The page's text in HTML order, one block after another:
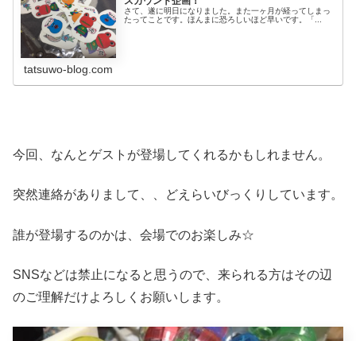
さて、遂に明日になりました。また一ヶ月が経ってしまっ
たってことです。ほんまに恐ろしいほど早いです。「...
tatsuwo-blog.com
今回、なんとゲストが登場してくれるかもしれません。
突然連絡がありまして、、どえらいびっくりしています。
誰が登場するのかは、会場でのお楽しみ☆
SNSなどは禁止になると思うので、来られる方はその辺
のご理解だけよろしくお願いします。